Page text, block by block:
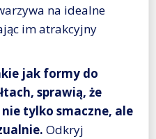
na idealne
im atrakcyjny
jak formy do
sprawią, że
tylko smaczne, ale
Odkryj